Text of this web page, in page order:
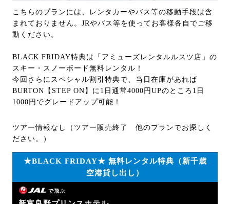
こちらのプランには、レンタカーやバス等の移動手段は含
まれておりません。JRやバス等を使ってお客様各自でご移
動ください。
BLACK FRIDAY特典は「アミューズレンタルルスツ店」の
スキー・スノーボード無料レンタル！
今回さらにスペシャル割引特典で、当日在庫があれば
BURTON【STEP ON】に1日通常4000円UPのところ1日
1000円でグレードアップ可能！
ツアー情報なし（ツアー販売終了 他のプランでお探しく
ださい。）
★BLACK FRIDAY★ 無料レンタル特典（新千歳
空港貸し出し）
で飛ぶ